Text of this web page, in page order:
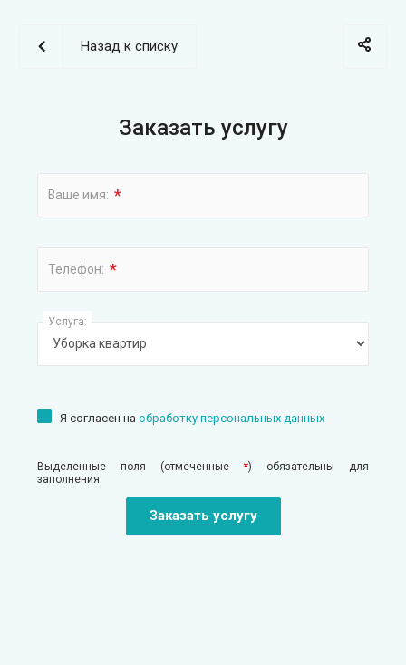
Назад к списку
Заказать услугу
Ваше имя: *
Телефон: *
Услуга:
Я согласен на обработку персональных данных
Выделенные поля (отмеченные *) обязательны для
заполнения.